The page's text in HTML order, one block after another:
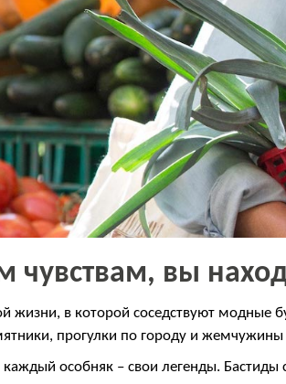
чувствам, вы
жизни, в которой соседствуют модные
прогулки по городу и жемчужины
особняк – свои легенды.